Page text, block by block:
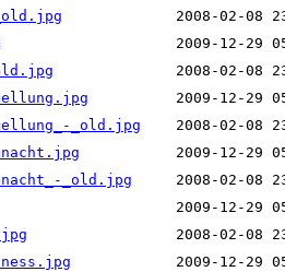
_old.jpg
_old.jpg